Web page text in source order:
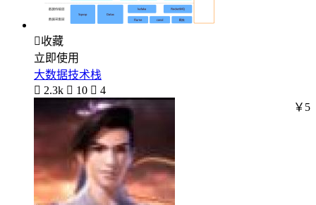
收藏
立即使用
大数据技术栈
 2.3k  10  4
￥5